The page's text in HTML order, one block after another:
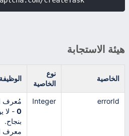
هيئة الاستجابة
الخاصية
نوع
الخاصية
الوظيفة
errorId
Integer
مُعرف
0 - لا
بنجاح.
معرف